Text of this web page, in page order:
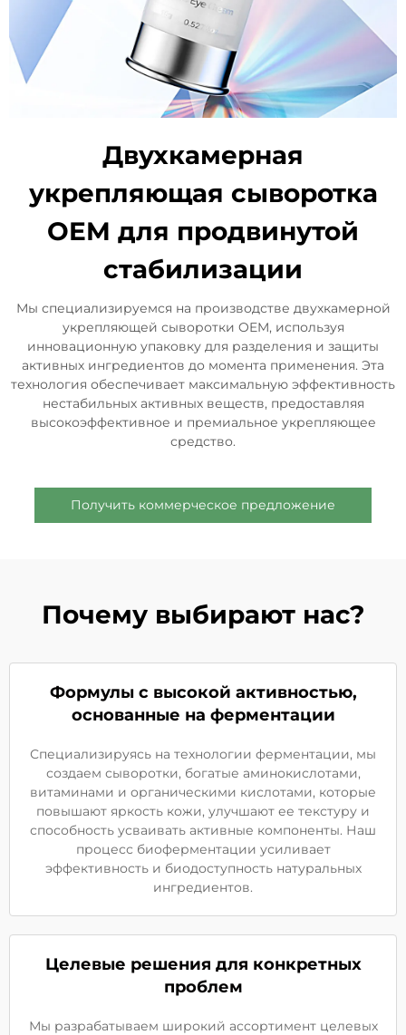
Двухкамерная
укрепляющая сыворотка
OEM для продвинутой
стабилизации
Мы специализируемся на производстве двухкамерной
укрепляющей сыворотки OEM, используя
инновационную упаковку для разделения и защиты
активных ингредиентов до момента применения. Эта
технология обеспечивает максимальную эффективность
нестабильных активных веществ, предоставляя
высокоэффективное и премиальное укрепляющее
средство.
Получить коммерческое предложение
Почему выбирают нас?
Формулы с высокой активностью,
основанные на ферментации
Специализируясь на технологии ферментации, мы
создаем сыворотки, богатые аминокислотами,
витаминами и органическими кислотами, которые
повышают яркость кожи, улучшают ее текстуру и
способность усваивать активные компоненты. Наш
процесс биоферментации усиливает
эффективность и биодоступность натуральных
ингредиентов.
Целевые решения для конкретных
проблем
Мы разрабатываем широкий ассортимент целевых